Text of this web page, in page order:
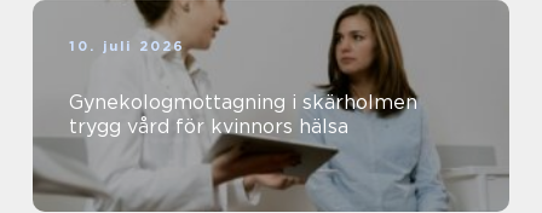
10. juli 2026
Gynekologmottagning i skärholmen
trygg vård för kvinnors hälsa